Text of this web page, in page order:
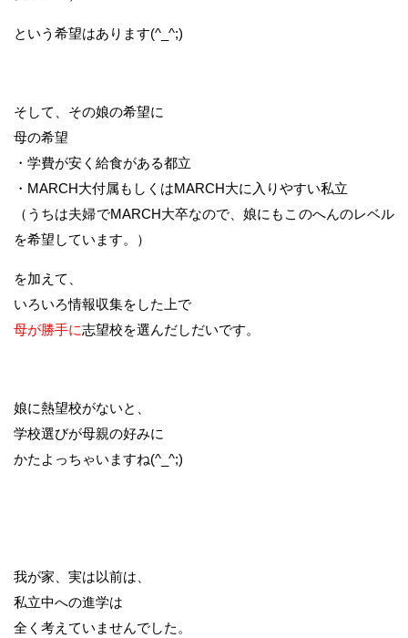
という希望はあります(^_^;)
そして、その娘の希望に
母の希望
・学費が安く給食がある都立
・MARCH大付属もしくはMARCH大に入りやすい私立
（うちは夫婦でMARCH大卒なので、娘にもこのへんのレベル
を希望しています。）
を加えて、
いろいろ情報収集をした上で
母が勝手に志望校を選んだしだいです。
娘に熱望校がないと、
学校選びが母親の好みに
かたよっちゃいますね(^_^;)
我が家、実は以前は、
私立中への進学は
全く考えていませんでした。